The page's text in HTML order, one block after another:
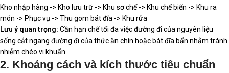
Kho nhập hàng -> Kho lưu trữ -> Khu sơ chế -> Khu chế biến -> Khu ra
món -> Phục vụ -> Thu gom bát đĩa -> Khu rửa
Lưu ý quan trọng: Cần hạn chế tối đa việc đường đi của nguyên liệu
sống cắt ngang đường đi của thức ăn chín hoặc bát đĩa bẩn nhằm tránh
nhiễm chéo vi khuẩn.
2. Khoảng cách và kích thước tiêu chuẩn